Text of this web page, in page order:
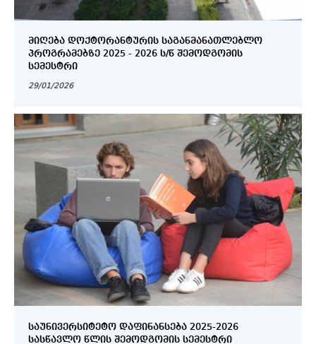
ᲛᲘᲦᲔᲑᲐ ᲓᲝᲥᲢᲝᲠᲐᲜᲢᲣᲠᲘᲡ ᲡᲐᲒᲐᲜᲛᲐᲜᲐᲗᲚᲔᲑᲚᲝ
ᲞᲠᲝᲒᲠᲐᲛᲔᲑᲖᲔ 2025 - 2026 Ს/Წ ᲨᲔᲛᲝᲓᲒᲝᲛᲘᲡ
ᲡᲔᲛᲔᲡᲢᲠᲘ
29/01/2026
ᲡᲐᲣᲜᲘᲕᲔᲠᲡᲘᲢᲔᲢᲝ ᲓᲐᲤᲘᲜᲐᲜᲡᲔᲑᲐ 2025-2026
ᲡᲐᲡᲬᲐᲕᲚᲝ ᲬᲚᲘᲡ ᲨᲔᲛᲝᲓᲒᲝᲛᲘᲡ ᲡᲔᲛᲔᲡᲢᲠᲘ